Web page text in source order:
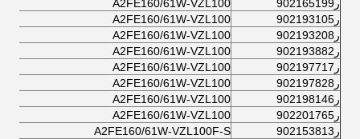
ر902165199
A2FE160/61W-VZL100
ر902193105
A2FE160/61W-VZL100
ر902193208
A2FE160/61W-VZL100
ر902193882
A2FE160/61W-VZL100
ر902197717
A2FE160/61W-VZL100
ر902197828
A2FE160/61W-VZL100
ر902198146
A2FE160/61W-VZL100
ر902201765
A2FE160/61W-VZL100
ر902153813
A2FE160/61W-VZL100F-S